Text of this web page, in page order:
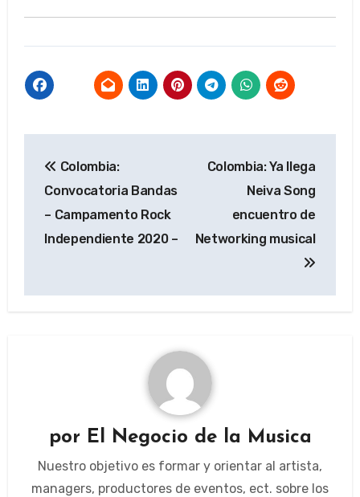
de
entradas
Colombia:
Convocatoria Bandas
– Campamento Rock
Independiente 2020 –
Colombia: Ya llega
Neiva Song
encuentro de
Networking musical
por El Negocio de la Musica
Nuestro objetivo es formar y orientar al artista,
managers, productores de eventos, ect. sobre los